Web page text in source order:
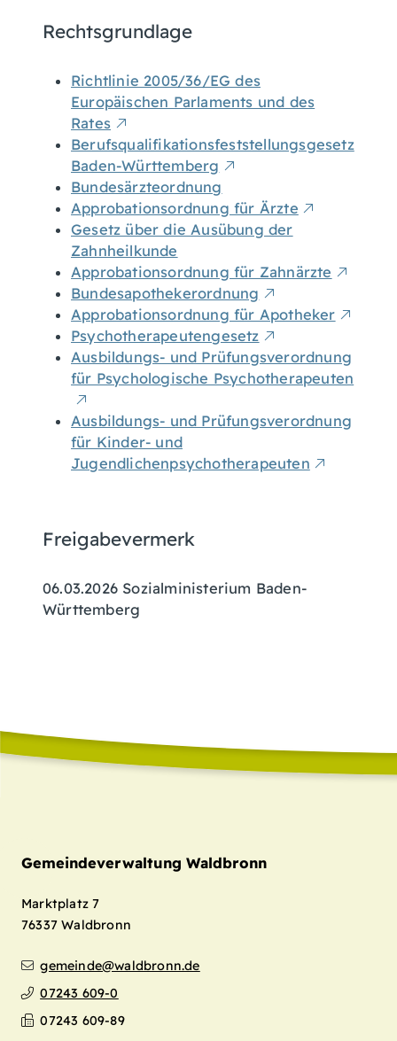
Rechtsgrundlage
Richtlinie 2005/36/EG des
Europäischen Parlaments und des
Rates
Berufsqualifikationsfeststellungsgesetz
Baden-Württemberg
Bundesärzteordnung
Approbationsordnung für Ärzte
Gesetz über die Ausübung der
Zahnheilkunde
Approbationsordnung für Zahnärzte
Bundesapothekerordnung
Approbationsordnung für Apotheker
Psychotherapeutengesetz
Ausbildungs- und Prüfungsverordnung
für Psychologische Psychotherapeuten
Ausbildungs- und Prüfungsverordnung
für Kinder- und
Jugendlichenpsychotherapeuten
Freigabevermerk
06.03.2026 Sozialministerium Baden-
Württemberg
Gemeindeverwaltung Waldbronn
Marktplatz 7
76337 Waldbronn
gemeinde@waldbronn.de
07243 609-0
07243 609-89